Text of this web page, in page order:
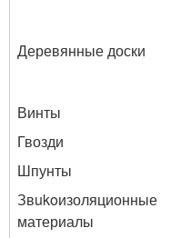
Деревянные доски
Винты
Гвозди
Шпунты
Звukoизоляционные
материалы